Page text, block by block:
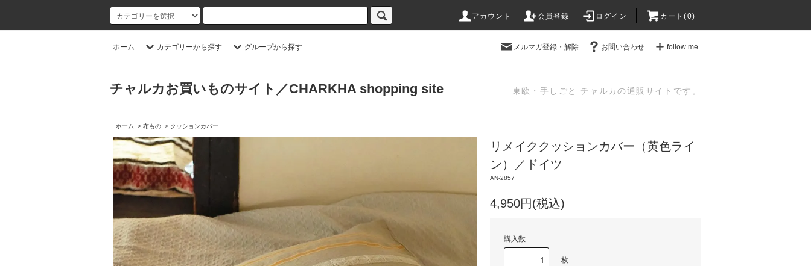
アカウント 会員登録 ログイン カート(0)
ホーム カテゴリーから探す グループから探す メルマガ登録・解除 お問い合わせ follow me
チャルカお買いものサイト／CHARKHA shopping site 東欧・手しごと チャルカの通販サイトです。
ホーム > 布もの > クッションカバー
リメイククッションカバー（黄色ライ
ン）／ドイツ
AN-2857
4,950円(税込)
購入数
枚